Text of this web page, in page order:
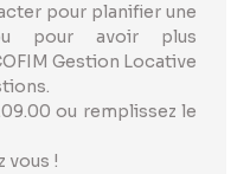
pour planifier une
pour avoir plus
Gestion Locative
ou remplissez le
vous !